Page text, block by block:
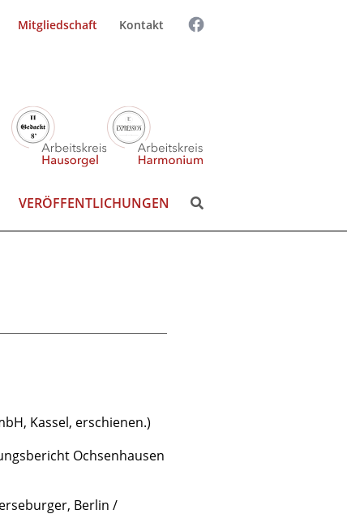
Mitgliedschaft Kontakt
VERÖFFENTLICHUNGEN
Kassel, erschienen.)
Ochsenhausen
Berlin /